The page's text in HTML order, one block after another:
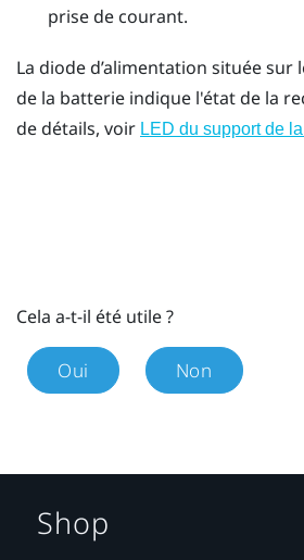
prise de courant.
La diode d’alimentation située sur
de la batterie indique l'état de la
de détails, voir LED du support de
Cela a-t-il été utile ?
Oui Non
Shop